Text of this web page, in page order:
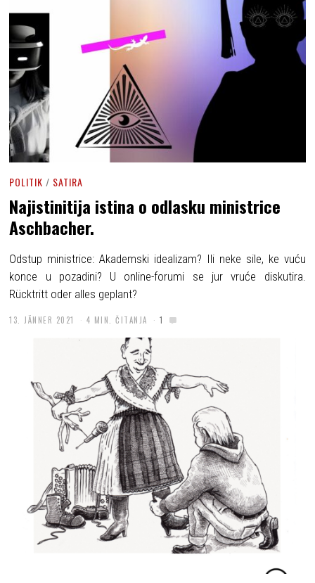
POLITIK / SATIRA
Najistinitija istina o odlasku ministrice
Aschbacher.
Odstup ministrice: Akademski idealizam? Ili neke sile, ke vuću
konce u pozadini? U online-forumi se jur vruće diskutira.
Rücktritt oder alles geplant?
13. JÄNNER 2021 4 MIN. ČITANJA 1